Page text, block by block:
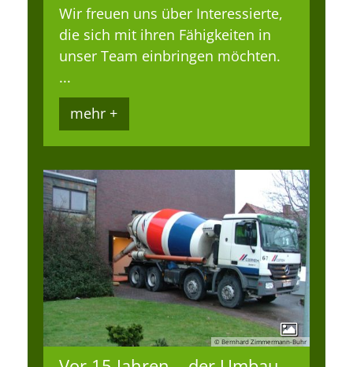
Wir freuen uns über Interessierte,
die sich mit ihren Fähigkeiten in
unser Team einbringen möchten.
...
mehr +
© Bernhard Zimmermann-Buhr